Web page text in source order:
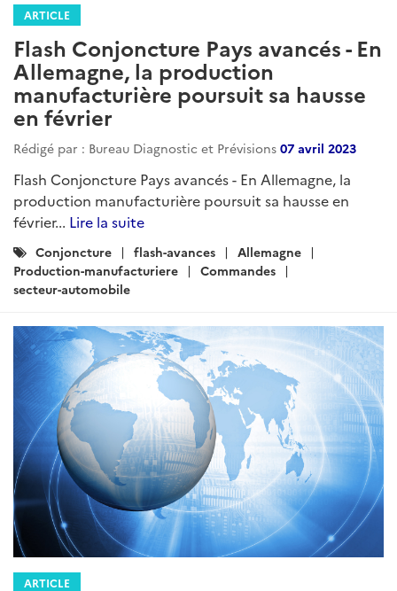
ARTICLE
Flash Conjoncture Pays avancés - En
Allemagne, la production
manufacturière poursuit sa hausse
en février
Rédigé par : Bureau Diagnostic et Prévisions 07 avril 2023
Flash Conjoncture Pays avancés - En Allemagne, la
production manufacturière poursuit sa hausse en
février... Lire la suite
Catégories
:
Conjoncture flash-avances
Allemagne
Production-manufacturiere
Commandes
secteur-automobile
ARTICLE